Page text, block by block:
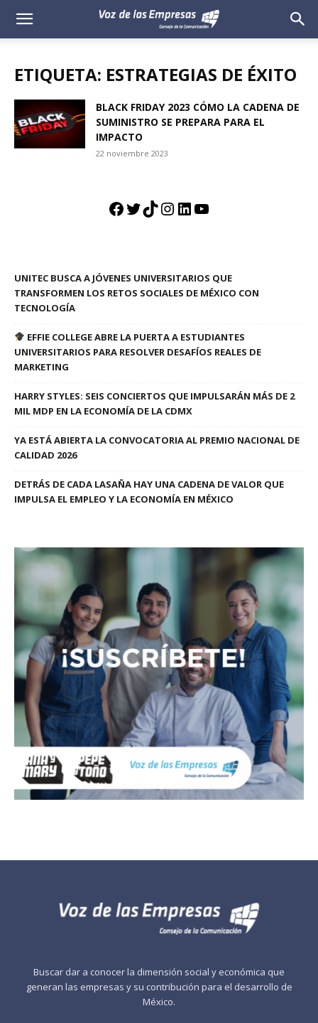
Voz
Empresas
ETIQUETA: ESTRATEGIAS DE ÉXITO
BLACK FRIDAY 2023 CÓMO LA CADENA DE
SUMINISTRO SE PREPARA PARA EL
IMPACTO
22 noviembre 2023
Facebook
Twitter
TikTok
Instagram
LinkedIn
YouTube
UNITEC BUSCA A JÓVENES UNIVERSITARIOS QUE
TRANSFORMEN LOS RETOS SOCIALES DE MÉXICO CON
TECNOLOGÍA
EFFIE COLLEGE ABRE LA PUERTA A ESTUDIANTES
UNIVERSITARIOS PARA RESOLVER DESAFÍOS REALES DE
MARKETING
HARRY STYLES: SEIS CONCIERTOS QUE IMPULSARÁN MÁS DE 2
MIL MDP EN LA ECONOMÍA DE LA CDMX
YA ESTÁ ABIERTA LA CONVOCATORIA AL PREMIO NACIONAL DE
CALIDAD 2026
DETRÁS DE CADA LASAÑA HAY UNA CADENA DE VALOR QUE
IMPULSA EL EMPLEO Y LA ECONOMÍA EN MÉXICO
Buscar dar a conocer la dimensión social y económica que
generan las empresas y su contribución para el desarrollo de
México.